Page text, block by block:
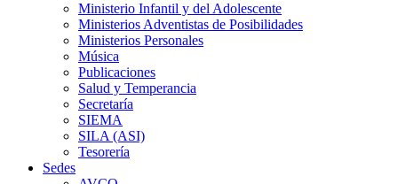
Ministerio Infantil y del Adolescente
Ministerios Adventistas de Posibilidades
Ministerios Personales
Música
Publicaciones
Salud y Temperancia
Secretaría
SIEMA
SILA (ASI)
Tesorería
Sedes